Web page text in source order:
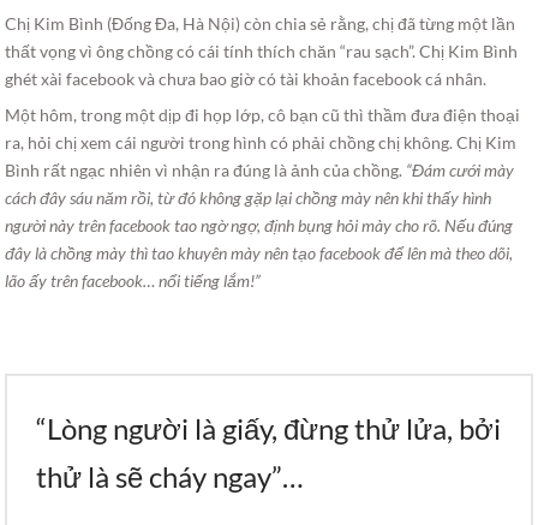
Chị Kim Bình (Đống Đa, Hà Nội) còn chia sẻ rằng, chị đã từng một lần
thất vọng vì ông chồng có cái tính thích chăn “rau sạch”. Chị Kim Bình
ghét xài facebook và chưa bao giờ có tài khoản facebook cá nhân.
Một hôm, trong một dịp đi họp lớp, cô bạn cũ thì thầm đưa điện thoại
ra, hỏi chị xem cái người trong hình có phải chồng chị không. Chị Kim
Bình rất ngạc nhiên vì nhận ra đúng là ảnh của chồng. “Đám cưới mày
cách đây sáu năm rồi, từ đó không gặp lại chồng mày nên khi thấy hình
người này trên facebook tao ngờ ngợ, định bụng hỏi mày cho rõ. Nếu đúng
đây là chồng mày thì tao khuyên mày nên tạo facebook để lên mà theo dõi,
lão ấy trên facebook… nổi tiếng lắm!”
“Lòng người là giấy, đừng thử lửa, bởi
thử là sẽ cháy ngay”…